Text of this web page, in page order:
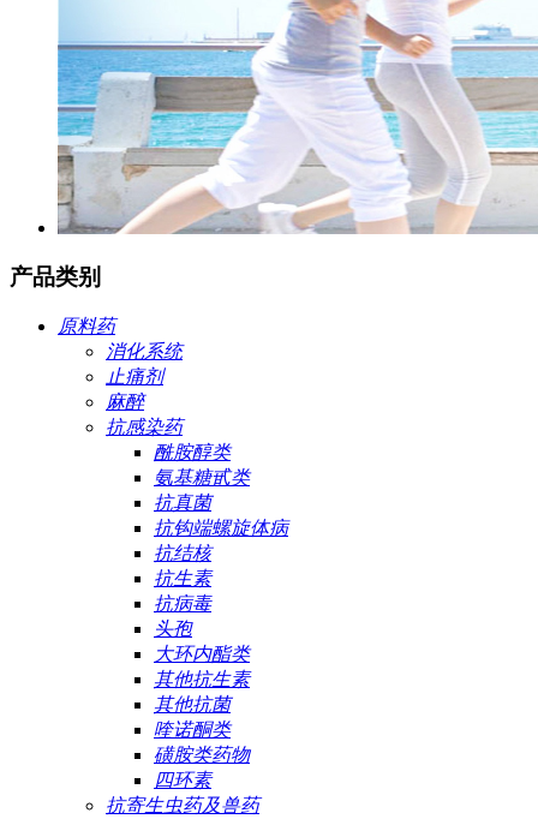
产品类别
原料药
消化系统
止痛剂
麻醉
抗感染药
酰胺醇类
氨基糖甙类
抗真菌
抗钩端螺旋体病
抗结核
抗生素
抗病毒
头孢
大环内酯类
其他抗生素
其他抗菌
喹诺酮类
磺胺类药物
四环素
抗寄生虫药及兽药